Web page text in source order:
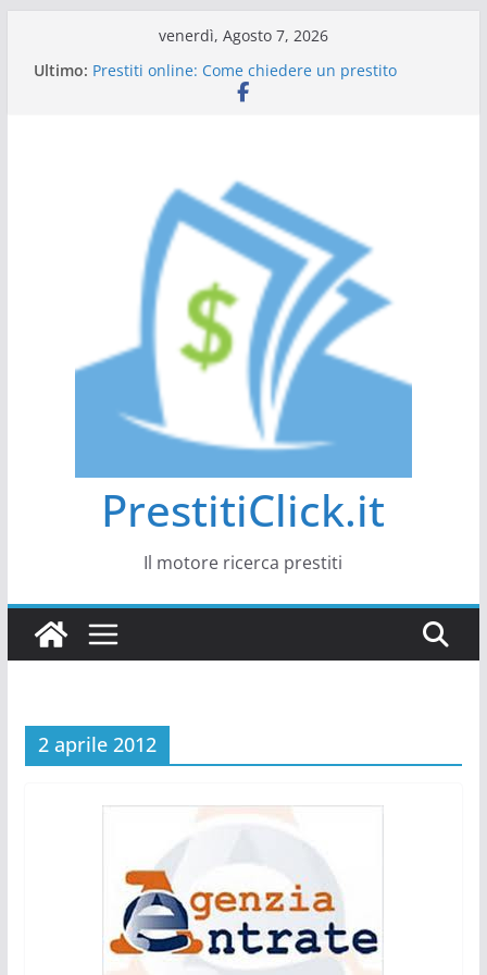
venerdì, Agosto 7, 2026
Ultimo: Prestiti online: Come chiedere un prestito
Tutto ciò che dovete sapere sulle carte di credito
PrestitiClick.it
Il motore ricerca prestiti
2 aprile 2012